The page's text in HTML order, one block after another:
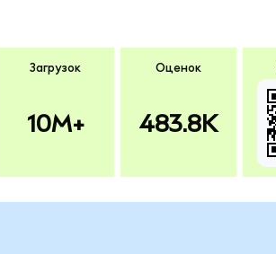
Загрузок
10M+
Оценок
483.8K